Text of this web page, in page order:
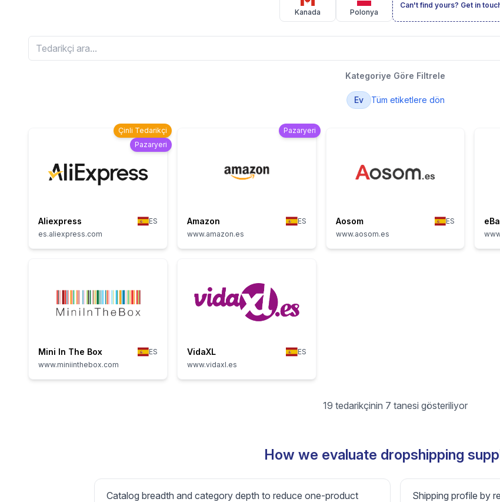
Kanada Polonya
Can't find yours? Get in
Kategoriye Göre Filtrele
Ev Tüm etiketlere dön
Çinli Tedarikçi
Pazaryeri
Aliexpress
ES
es.aliexpress.com
Pazaryeri
Amazon
ES
www.amazon.es
Aosom
ES
www.aosom.es
Mini In The Box
ES
www.miniinthebox.com
VidaXL
ES
www.vidaxl.es
19 tedarikçinin 7 tanesi gösteriliyor
How we evaluate dropshipping
Catalog breadth and category depth to reduce one-product
Shipping profile by